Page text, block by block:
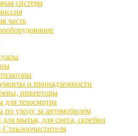
система
часть
и принадлежности
инверторы
для техосмотра
по уходу за автомобилем
мытья, для снега, скребки